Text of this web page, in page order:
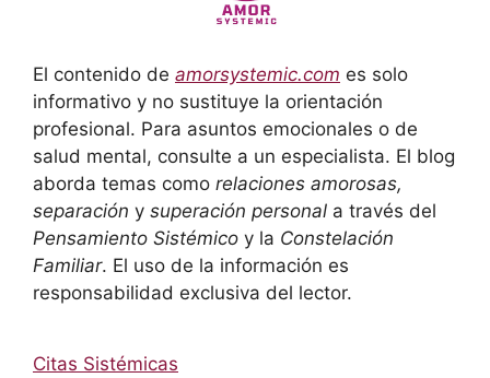
El contenido de amorsystemic.com es solo
informativo y no sustituye la orientación
profesional. Para asuntos emocionales o de
salud mental, consulte a un especialista. El blog
aborda temas como relaciones amorosas,
separación y superación personal a través del
Pensamiento Sistémico y la Constelación
Familiar. El uso de la información es
responsabilidad exclusiva del lector.
Citas Sistémicas